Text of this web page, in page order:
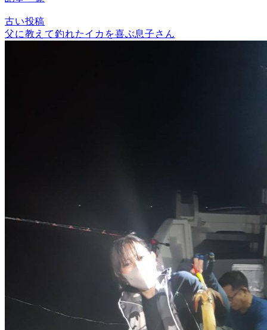
古い投稿
父に教えて釣れたイカを喜ぶ息子さん